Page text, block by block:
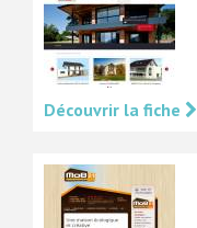
Découvrir la fiche